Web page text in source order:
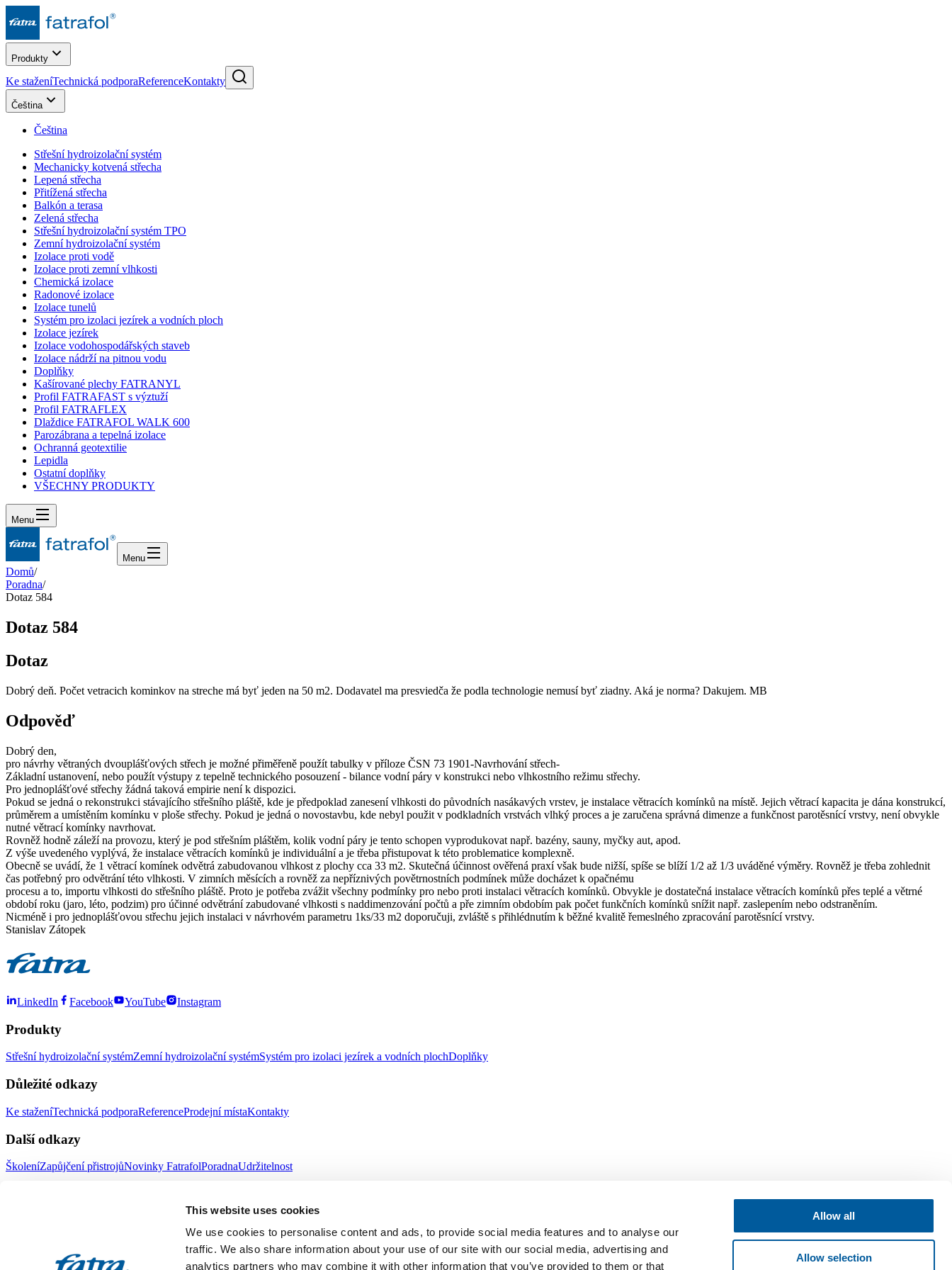
This website uses cookies
We use cookies to personalise content and ads, to provide social media features and to analyse our
traffic. We also share information about your use of our site with our social media, advertising and
analytics partners who may combine it with other information that you’ve provided to them or that
Allow all
Allow selection
Produkty
Ke staženíTechnická podporaReferenceKontakty
Čeština
Čeština
Střešní hydroizolační systém
Mechanicky kotvená střecha
Lepená střecha
Přitížená střecha
Balkón a terasa
Zelená střecha
Střešní hydroizolační systém TPO
Zemní hydroizolační systém
Izolace proti vodě
Izolace proti zemní vlhkosti
Chemická izolace
Radonové izolace
Izolace tunelů
Systém pro izolaci jezírek a vodních ploch
Izolace jezírek
Izolace vodohospodářských staveb
Izolace nádrží na pitnou vodu
Doplňky
Kašírované plechy FATRANYL
Profil FATRAFAST s výztuží
Profil FATRAFLEX
Dlaždice FATRAFOL WALK 600
Parozábrana a tepelná izolace
Ochranná geotextilie
Lepidla
Ostatní doplňky
VŠECHNY PRODUKTY
Menu
Menu
Domů/
Poradna/
Dotaz 584
Dotaz 584
Dotaz
Dobrý deň. Počet vetracich kominkov na streche má byť jeden na 50 m2. Dodavatel ma presviedča že podla technologie nemusí byť ziadny. Aká je norma? Dakujem. MB
Odpověď
Dobrý den,
pro návrhy větraných dvouplášťových střech je možné přiměřeně použít tabulky v příloze ČSN 73 1901-Navrhování střech-
Základní ustanovení, nebo použít výstupy z tepelně technického posouzení - bilance vodní páry v konstrukci nebo vlhkostního režimu střechy.
Pro jednoplášťové střechy žádná taková empirie není k dispozici.
Pokud se jedná o rekonstrukci stávajícího střešního pláště, kde je předpoklad zanesení vlhkosti do původních nasákavých vrstev, je instalace větracích komínků na místě. Jejich větrací kapacita je dána konstrukcí,
průměrem a umístěním komínku v ploše střechy. Pokud je jedná o novostavbu, kde nebyl použit v podkladních vrstvách vlhký proces a je zaručena správná dimenze a funkčnost parotěsnící vrstvy, není obvykle
nutné větrací komínky navrhovat.
Rovněž hodně záleží na provozu, který je pod střešním pláštěm, kolik vodní páry je tento schopen vyprodukovat např. bazény, sauny, myčky aut, apod.
Z výše uvedeného vyplývá, že instalace větracích komínků je individuální a je třeba přistupovat k této problematice komplexně.
Obecně se uvádí, že 1 větrací komínek odvětrá zabudovanou vlhkost z plochy cca 33 m2. Skutečná účinnost ověřená praxí však bude nižší, spíše se blíží 1/2 až 1/3 uváděné výměry. Rovněž je třeba zohlednit
čas potřebný pro odvětrání této vlhkosti. V zimních měsících a rovněž za nepříznivých povětrnostních podmínek může docházet k opačnému
procesu a to, importu vlhkosti do střešního pláště. Proto je potřeba zvážit všechny podmínky pro nebo proti instalaci větracích komínků. Obvykle je dostatečná instalace větracích komínků přes teplé a větrné
období roku (jaro, léto, podzim) pro účinné odvětrání zabudované vlhkosti s naddimenzování počtů a pře zimním obdobím pak počet funkčních komínků snížit např. zaslepením nebo odstraněním.
Nicméně i pro jednoplášťovou střechu jejich instalaci v návrhovém parametru 1ks/33 m2 doporučuji, zvláště s přihlédnutím k běžné kvalitě řemeslného zpracování parotěsnící vrstvy.
Stanislav Zátopek
LinkedIn Facebook YouTube Instagram
Produkty
Střešní hydroizolační systémZemní hydroizolační systémSystém pro izolaci jezírek a vodních plochDoplňky
Důležité odkazy
Ke staženíTechnická podporaReferenceProdejní místaKontakty
Další odkazy
ŠkoleníZapůjčení přistrojůNovinky FatrafolPoradnaUdržitelnost